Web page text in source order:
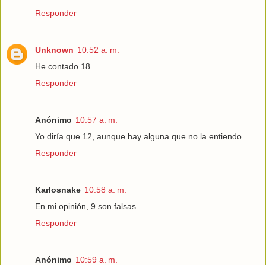
Responder
Unknown 10:52 a. m.
He contado 18
Responder
Anónimo 10:57 a. m.
Yo diría que 12, aunque hay alguna que no la entiendo.
Responder
Karlosnake 10:58 a. m.
En mi opinión, 9 son falsas.
Responder
Anónimo 10:59 a. m.